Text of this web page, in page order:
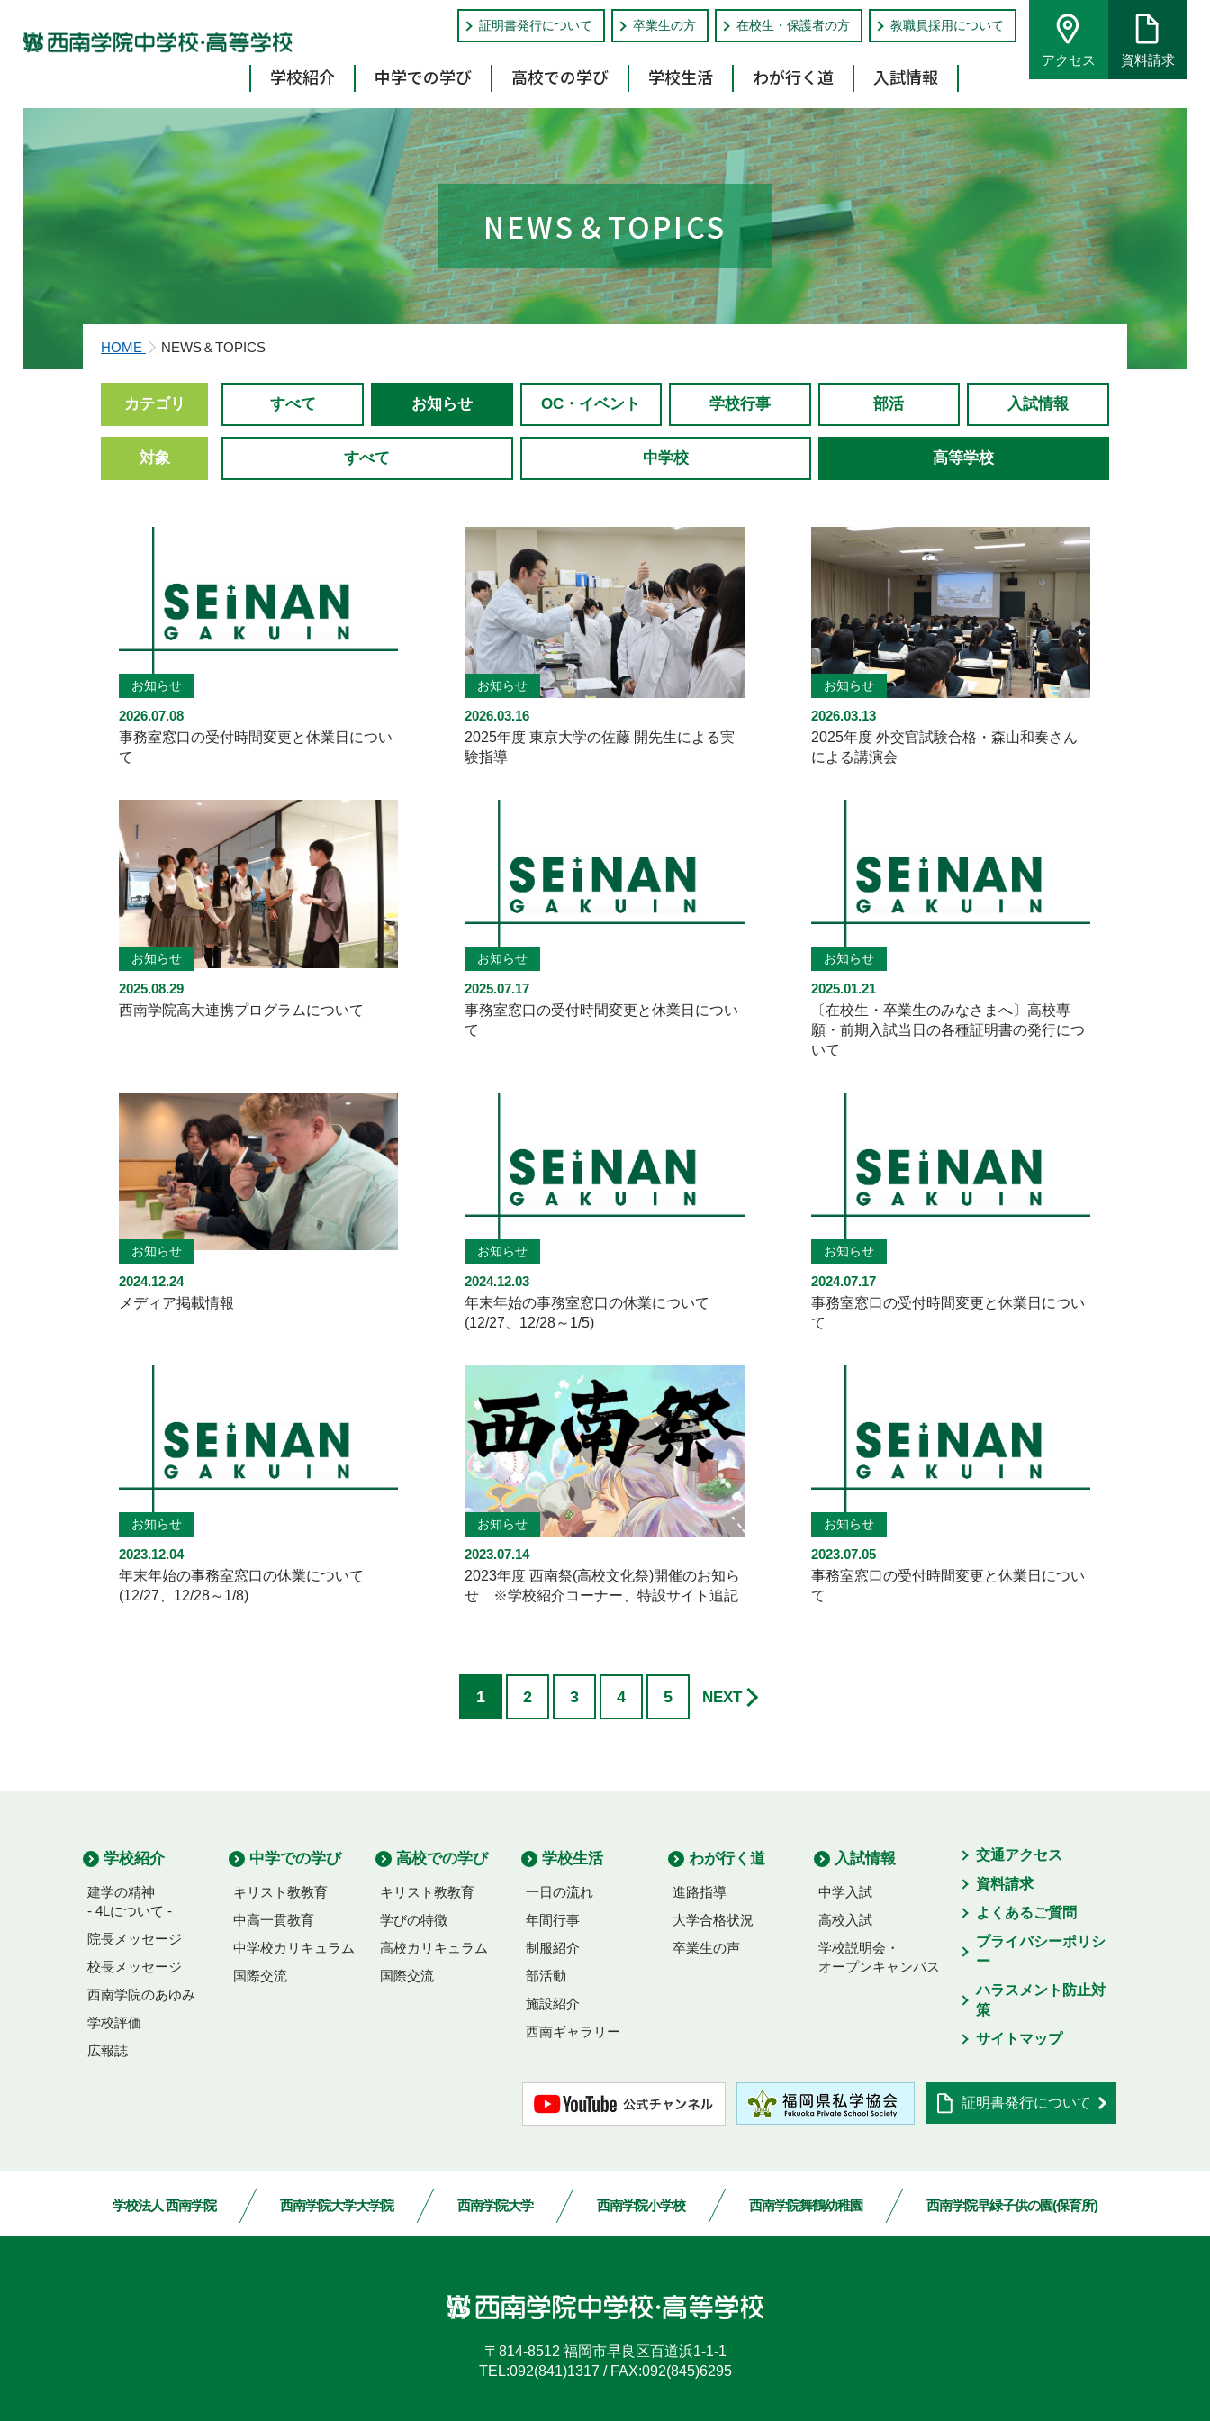
資料請求
アクセス
教職員採用について
在校生・保護者の方
卒業生の方
証明書発行について
学校紹介 中学での学び 高校での学び 学校生活 わが行く道 入試情報
NEWS＆TOPICS
HOME NEWS＆TOPICS
カテゴリ すべて お知らせ OC・イベント 学校行事 部活 入試情報
対象 すべて 中学校 高等学校
お知らせ
2026.07.08
事務室窓口の受付時間変更と休業日につい
て
お知らせ
2026.03.16
2025年度 東京大学の佐藤 開先生による実
験指導
お知らせ
2026.03.13
2025年度 外交官試験合格・森山和奏さん
による講演会
お知らせ
2025.08.29
西南学院高大連携プログラムについて
お知らせ
2025.07.17
事務室窓口の受付時間変更と休業日につい
て
お知らせ
2025.01.21
〔在校生・卒業生のみなさまへ〕高校専
願・前期入試当日の各種証明書の発行につ
いて
お知らせ
2024.12.24
メディア掲載情報
お知らせ
2024.12.03
年末年始の事務室窓口の休業について
(12/27、12/28～1/5)
お知らせ
2024.07.17
事務室窓口の受付時間変更と休業日につい
て
お知らせ
2023.12.04
年末年始の事務室窓口の休業について
(12/27、12/28～1/8)
お知らせ
2023.07.14
2023年度 西南祭(高校文化祭)開催のお知ら
せ ※学校紹介コーナー、特設サイト追記
お知らせ
2023.07.05
事務室窓口の受付時間変更と休業日につい
て
1 2 3 4 5 NEXT
学校紹介
建学の精神
- 4Lについて -
院長メッセージ
校長メッセージ
西南学院のあゆみ
学校評価
広報誌
中学での学び
キリスト教教育
中高一貫教育
中学校カリキュラム
国際交流
高校での学び
キリスト教教育
学びの特徴
高校カリキュラム
国際交流
学校生活
一日の流れ
年間行事
制服紹介
部活動
施設紹介
西南ギャラリー
わが行く道
進路指導
大学合格状況
卒業生の声
入試情報
中学入試
高校入試
学校説明会・
オープンキャンパス
交通アクセス
資料請求
よくあるご質問
プライバシーポリシ
ー
ハラスメント防止対
策
サイトマップ
証明書発行について
学校法人 西南学院 西南学院大学大学院 西南学院大学 西南学院小学校 西南学院舞鶴幼稚園 西南学院早緑子供の園(保育所)
〒814-8512 福岡市早良区百道浜1-1-1
TEL:092(841)1317/ FAX:092(845)6295